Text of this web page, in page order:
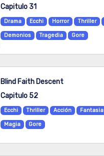
Capitulo 31
Drama Ecchi Horror Thriller
Demonios Tragedia Gore
Blind Faith Descent
Capitulo 52
Ecchi Thriller Acción Fantasia
Magia Gore